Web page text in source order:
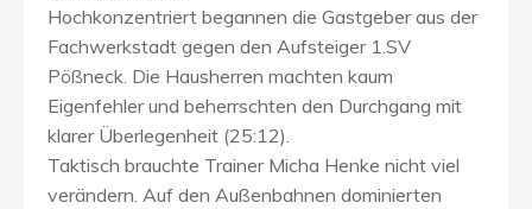
Hochkonzentriert begannen die Gastgeber aus der
Fachwerkstadt gegen den Aufsteiger 1.SV
Pößneck. Die Hausherren machten kaum
Eigenfehler und beherrschten den Durchgang mit
klarer Überlegenheit (25:12).
Taktisch brauchte Trainer Micha Henke nicht viel
verändern. Auf den Außenbahnen dominierten